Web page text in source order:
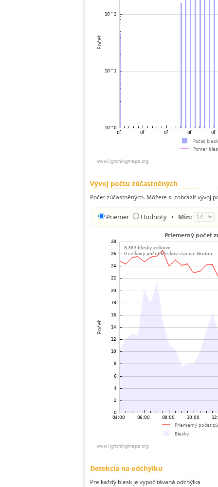
Vývoj počtu zúčastněných
Počet zúčastněných. Môžete si zobraziť vývoj
Priemer Hodnoty • Min:
Detekcia na odchýlku
Pre každý blesk je vypočítávaná odchýlka